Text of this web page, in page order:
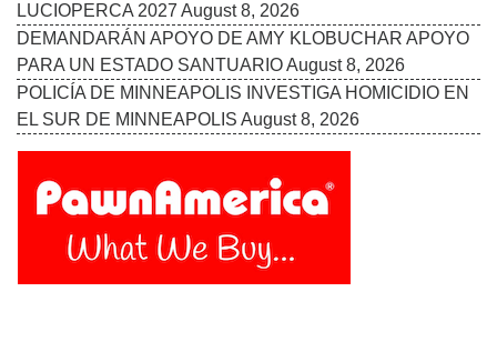
LUCIOPERCA 2027 August 8, 2026
DEMANDARÁN APOYO DE AMY KLOBUCHAR APOYO
PARA UN ESTADO SANTUARIOAugust 8, 2026
POLICÍA DE MINNEAPOLIS INVESTIGA HOMICIDIO EN
EL SUR DE MINNEAPOLIS August 8, 2026